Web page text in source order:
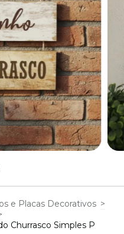
e Placas Decorativos >
Churrasco Simples P